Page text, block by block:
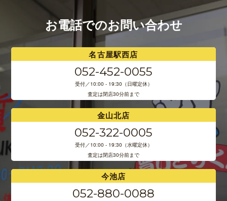
お電話でのお問い合わせ
名古屋駅西店
052-452-0055
受付／10:00 - 19:30（日曜定休）
査定は閉店30分前まで
金山北店
052-322-0005
受付／10:00 - 19:30（水曜定休）
査定は閉店30分前まで
今池店
052-880-0088